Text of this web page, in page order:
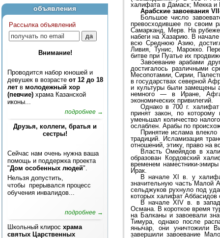
объявления
Рассылка объявлений
Внимание!
Проводится набор юношей и
девушек в возрасте от 12 до 18
лет в молодежный хор
(певчие) храма Казанской
иконы...
подробнее →
Друзья, коллеги, братья и
сестры!
Сейчас нам очень нужна ваша
помощь и поддержка проекта
"Дом особенных людей".
Нельзя допустить,
чтобы прерывался процесс
обучения инвалидов...
подробнее →
Школьный клирос храма
святых Царственных
халифата в Дамаск; Мекка и
Арабские завоевания
Большое число
превосходившее по своим
Самарканд, Мерв. На рубеже
набеги на Хазарию. В
всю Среднюю Азию,
Ливия, Тунис, Марокко.
битве при Пуатье их
Завоевание арабами
достигалось различными
Месопотамии, Сирии,
в государствах северной
и культуры были замещены
немного — в Иране,
экономических привилегий.
Однако в 700 г.
принят закон, по
уменьшал количество
ослаблен. Арабы по
Принятие ислама
традиций. Исламизация
отношений, этику, право на
Власть Омейядов в
образован Кордовский
временем наместники-
Ирак.
В начале XI в. у
значительную часть Малой
сельджуков рухнуло под
которых халифат Аббасидов
В начале XIV в. в
Османа. В короткое время
на Балканы и завоевали
Тимура, однако после
янычар, они уничтожили
завершили завоевание